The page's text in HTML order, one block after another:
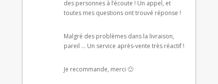
des personnes à l’écoute ! Un appel, et
toutes mes questions ont trouvé réponse !
Malgré des problèmes dans la livraison,
pareil … Un service après-vente très réactif !
Je recommande, merci 🙂